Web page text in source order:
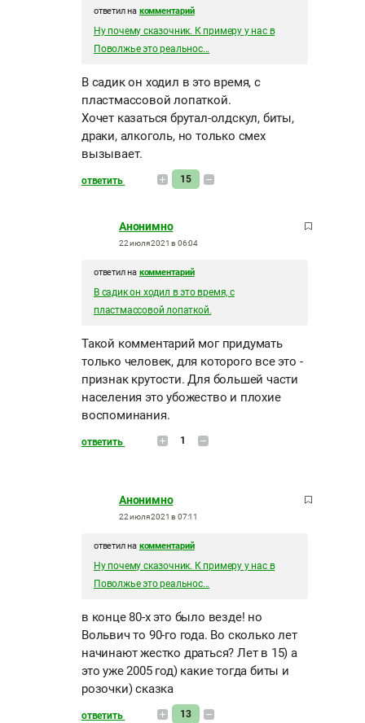
ответил на комментарий
Ну почему сказочник. К примеру у нас в
Поволжье это реальнос...
В садик он ходил в это время, с
пластмассовой лопаткой.
Хочет казаться брутал-олдскул, биты,
драки, алкоголь, но только смех
вызывает.
ответить 15
Анонимно
22 июля 2021 в 06:04
ответил на комментарий
В садик он ходил в это время, с
пластмассовой лопаткой.
Такой комментарий мог придумать
только человек, для которого все это -
признак крутости. Для большей части
населения это убожество и плохие
воспоминания.
ответить 1
Анонимно
22 июля 2021 в 07:11
ответил на комментарий
Ну почему сказочник. К примеру у нас в
Поволжье это реальнос...
в конце 80-х это было везде! но
Вольвич то 90-го года. Во сколько лет
начинают жестко драться? Лет в 15) а
это уже 2005 год) какие тогда биты и
розочки) сказка
ответить 13